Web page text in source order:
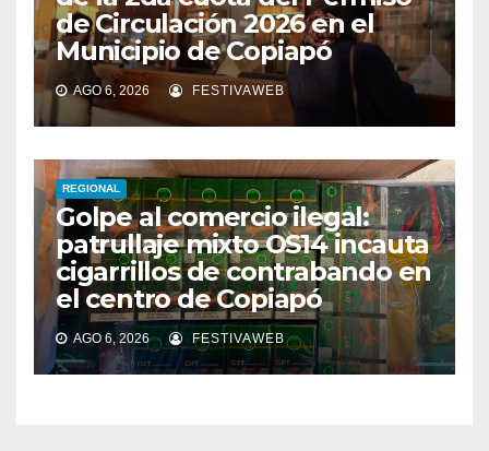
de Circulación 2026 en el
Municipio de Copiapó
AGO 6, 2026 FESTIVAWEB
REGIONAL
Golpe al comercio ilegal:
patrullaje mixto OS14 incauta
cigarrillos de contrabando en
el centro de Copiapó
AGO 6, 2026 FESTIVAWEB